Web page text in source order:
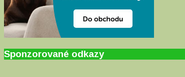
Sponzorované odkazy